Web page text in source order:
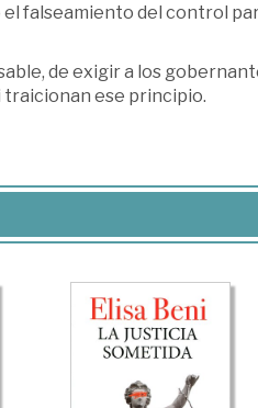
falseamiento del control
de exigir a los
ese principio.